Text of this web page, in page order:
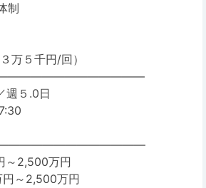
制
万５千円/回）
週５.0日
～2,500万円
～2,500万円